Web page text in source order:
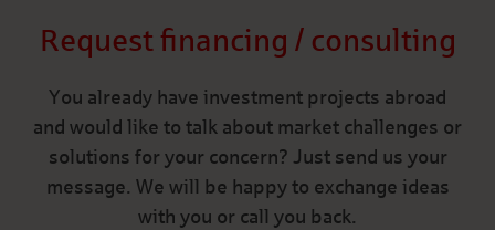
Request financing / consulting
You already have investment projects abroad
and would like to talk about market challenges or
solutions for your concern? Just send us your
message. We will be happy to exchange ideas
with you or call you back.